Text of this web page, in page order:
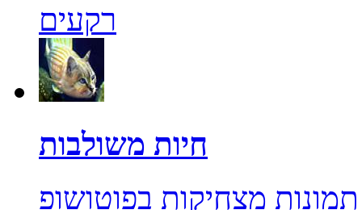
רקעים
חיות משולבות
תמונות מצחיקות בפוטושופ